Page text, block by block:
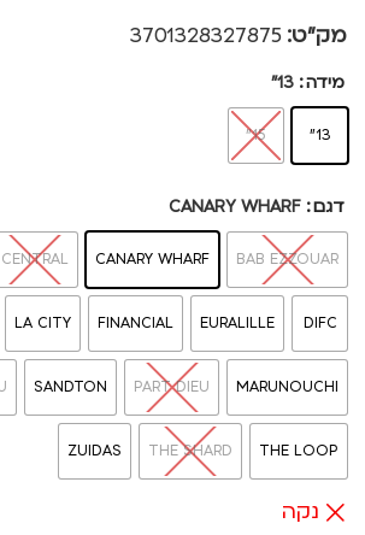
מק"ט:3701328327875
מידה 13"
13"
15"
דגם CANARY WHARF
BAB EZZOUAR
CANARY WHARF
CENTRAL
DIFC
EURALILLE
FINANCIAL
LA CITY
MARUNOUCHI
PART DIEU
SANDTON
THE LOOP
THE SHARD
ZUIDAS
נקה